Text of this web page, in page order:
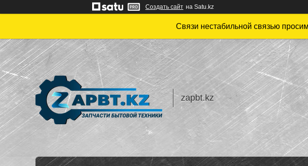
Создать сайт на Satu.kz
Связи нестабильной связью
zapbt.kz